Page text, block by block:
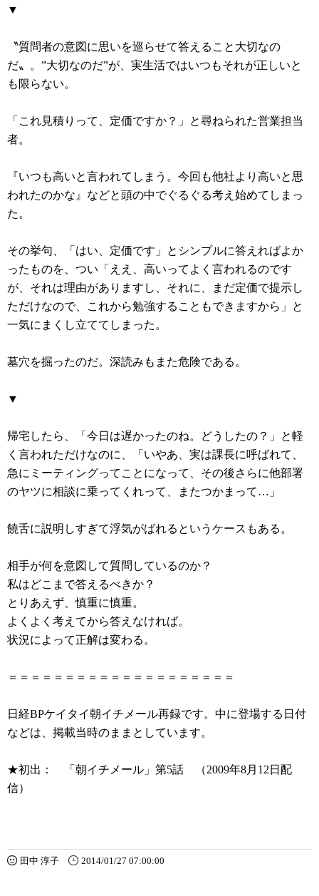
▼
〝質問者の意図に思いを巡らせて答えること大切なの
だ〟。”大切なのだ”が、実生活ではいつもそれが正しいと
も限らない。
「これ見積りって、定価ですか？」と尋ねられた営業担当
者。
『いつも高いと言われてしまう。今回も他社より高いと思
われたのかな』などと頭の中でぐるぐる考え始めてしまっ
た。
その挙句、「はい、定価です」とシンプルに答えればよか
ったものを、つい「ええ、高いってよく言われるのです
が、それは理由がありますし、それに、まだ定価で提示し
ただけなので、これから勉強することもできますから」と
一気にまくし立ててしまった。
墓穴を掘ったのだ。深読みもまた危険である。
▼
帰宅したら、「今日は遅かったのね。どうしたの？」と軽
く言われただけなのに、「いやあ、実は課長に呼ばれて、
急にミーティングってことになって、その後さらに他部署
のヤツに相談に乗ってくれって、またつかまって…」
饒舌に説明しすぎて浮気がばれるというケースもある。
相手が何を意図して質問しているのか？
私はどこまで答えるべきか？
とりあえず、慎重に慎重。
よくよく考えてから答えなければ。
状況によって正解は変わる。
＝＝＝＝＝＝＝＝＝＝＝＝＝＝＝＝＝＝＝＝
日経BPケイタイ朝イチメール再録です。中に登場する日付
などは、掲載当時のままとしています。
★初出： 「朝イチメール」第5話 （2009年8月12日配
信）
田中 淳子 2014/01/27 07:00:00